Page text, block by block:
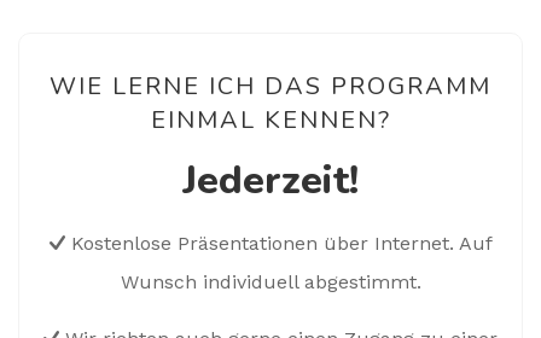
WIE LERNE ICH DAS PROGRAMM
EINMAL KENNEN?
Jederzeit!
Kostenlose Präsentationen über Internet. Auf
Wunsch individuell abgestimmt.